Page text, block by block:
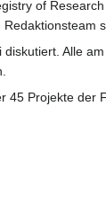
of
Alle
45 Projekte der